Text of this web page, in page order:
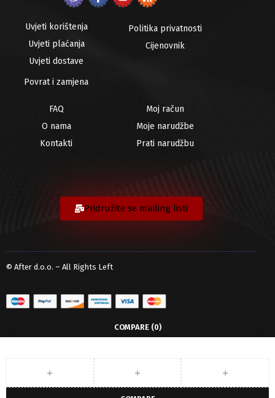
Uvjeti korištenja
Uvjeti plaćanja
Uvjeti dostave
Povrat i zamjena
Politika privatnosti
Cijenovnik
FAQ
O nama
Kontakti
Moj račun
Moje narudžbe
Prati narudžbu
Pridružite se mailing listi
© After d.o.o. – All Rights Left
COMPARE (0)